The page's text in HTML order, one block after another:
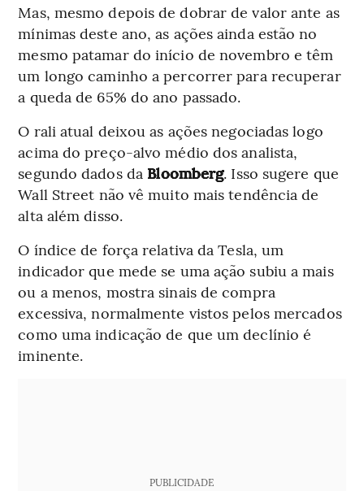
Mas, mesmo depois de dobrar de valor ante as
mínimas deste ano, as ações ainda estão no
mesmo patamar do início de novembro e têm
um longo caminho a percorrer para recuperar
a queda de 65% do ano passado.
O rali atual deixou as ações negociadas logo
acima do preço-alvo médio dos analista,
segundo dados da Bloomberg. Isso sugere que
Wall Street não vê muito mais tendência de
alta além disso.
O índice de força relativa da Tesla, um
indicador que mede se uma ação subiu a mais
ou a menos, mostra sinais de compra
excessiva, normalmente vistos pelos mercados
como uma indicação de que um declínio é
iminente.
PUBLICIDADE